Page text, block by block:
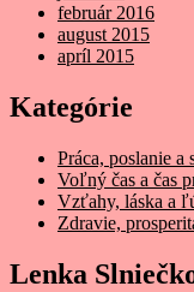
február 2016
august 2015
apríl 2015
Kategórie
Práca, poslanie a
Voľný čas a čas
Vzťahy, láska a
Zdravie,
Lenka